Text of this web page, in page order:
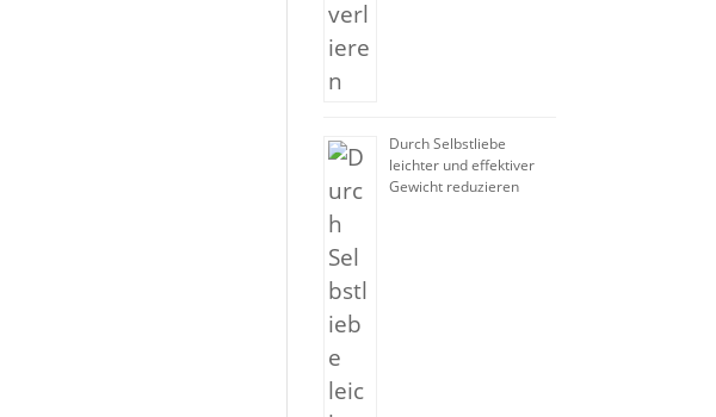
Durch Selbstliebe
leichter und effektiver
Gewicht reduzieren